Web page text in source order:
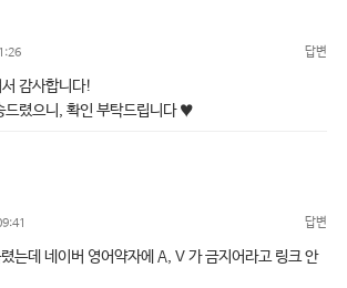
답변
감사합니다!
드렸으니, 확인 부탁드립니다 ♥
답변
는데 네이버 영어약자에 A, V 가 금지어라고 링크 안